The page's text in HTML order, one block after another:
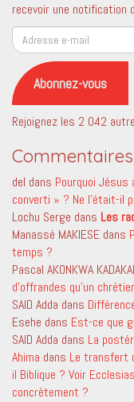
recevoir une notification
Adresse
e-
mail
Abonnez-vous
Rejoignez les 2 042
del dans Pourquoi
converti » ? Ne l’était-il
Lochu Serge dans Les
Manassé MAKIESE dans
temps ?
Pascal AKONKWA
d’offrandes qu’un
SAID Adda dans
Esehe dans Est-ce que
SAID Adda dans La
Ahima dans Le transfert
il Biblique ? Voir
concrètement ?